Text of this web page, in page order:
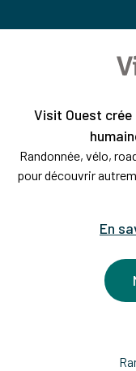
Visit Ouest
Randonnée, vélo,
pour découvrir
En